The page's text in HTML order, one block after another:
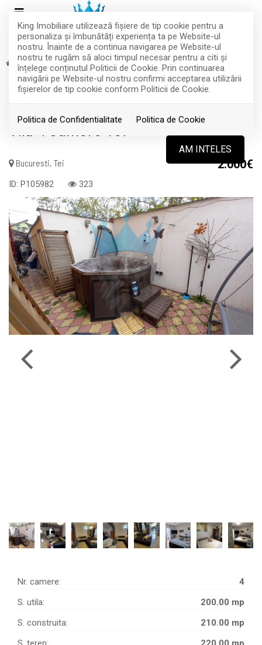
King Imobiliare utilizează fişiere de tip cookie pentru a
personaliza și îmbunătăți experiența ta pe Website-ul
nostru. Înainte de a continua navigarea pe Website-ul
nostru te rugăm să aloci timpul necesar pentru a citi și
înțelege conținutul Politicii de Cookie. Prin continuarea
navigării pe Website-ul nostru confirmi acceptarea utilizării
fişierelor de tip cookie conform Politicii de Cookie.
Politica de Confidentialitate Politica de Cookie
AM INTELES
Inchiriere Case Bucuresti Tei
Acest anunt nu mai este activ !
Vila 4 Camere Tei
Bucuresti, Tei 2.000€
ID: P105982 323
INCHIRIAT
Nr. camere:
4
S. utila:
200.00 mp
S. construita:
210.00 mp